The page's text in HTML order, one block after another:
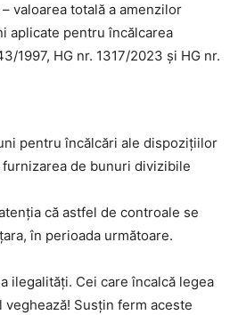
valoarea totală a amenzilor
aplicate pentru încălcarea
1997, HG nr. 1317/2023 și HG nr.
pentru încălcări ale dispozițiilor
de bunuri divizibile
că astfel de controale se
în perioada următoare.
ilegalități. Cei care încalcă legea
Susțin ferm aceste